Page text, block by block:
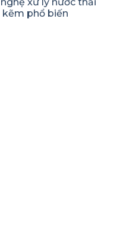
kẽm phổ biến